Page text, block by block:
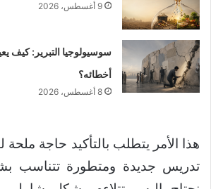
9 أغسطس، 2026
سوسيولوجيا التبرير: كيف
أخطائه؟
8 أغسطس، 2026
هذا الأمر يتطلب بالتأكيد حاجة ملحة
تدريس جديدة ومتطورة تتناسب